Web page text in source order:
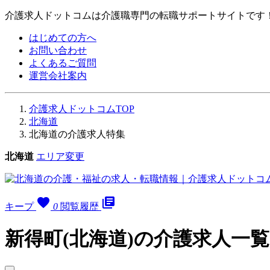
介護求人ドットコムは介護職専門の転職サポートサイトです
はじめての方へ
お問い合わせ
よくあるご質問
運営会社案内
介護求人ドットコムTOP
北海道
北海道の介護求人特集
北海道 エリア変更
キープ favorite 0 閲覧履歴 library_books
新得町(北海道)の介護求人一覧